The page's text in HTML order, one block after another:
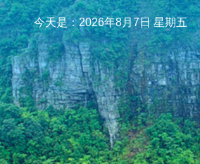
今天是：2026年8月7日 星期五